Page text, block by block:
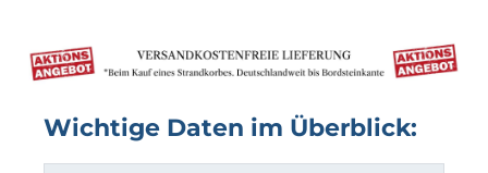
Wichtige Daten im Überblick: